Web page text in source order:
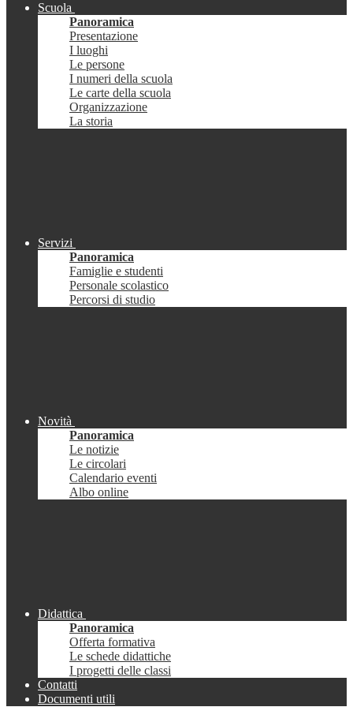
Scuola
Panoramica
Presentazione
I luoghi
Le persone
I numeri della scuola
Le carte della scuola
Organizzazione
La storia
Servizi
Panoramica
Famiglie e studenti
Personale scolastico
Percorsi di studio
Novità
Panoramica
Le notizie
Le circolari
Calendario eventi
Albo online
Didattica
Panoramica
Offerta formativa
Le schede didattiche
I progetti delle classi
Contatti
Documenti utili